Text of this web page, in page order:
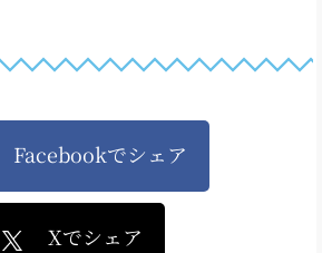
Facebookでシェア
Xでシェア